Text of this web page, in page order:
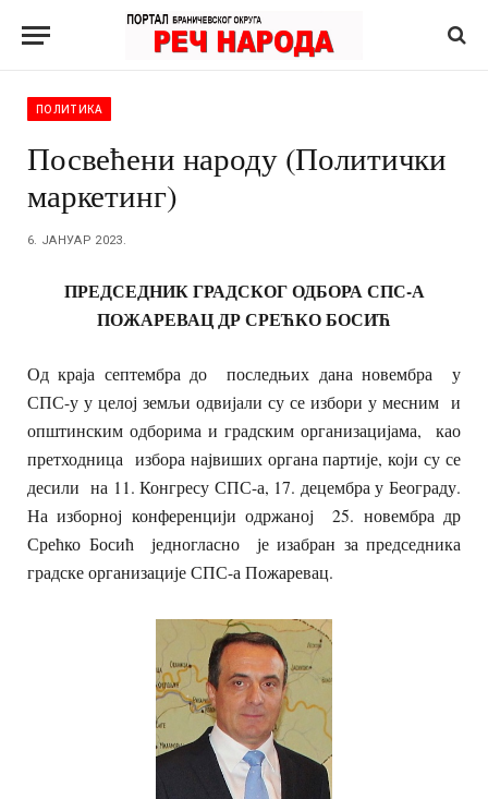
ПОЛИТИКА
Посвећени народу (Политички
маркетинг)
6. ЈАНУАР 2023.
ПРЕДСЕДНИК ГРАДСКОГ ОДБОРА СПС-А
ПОЖАРЕВАЦ ДР СРЕЋКО БОСИЋ
Од краја септембра до последњих дана новембра у
СПС-у у целој земљи одвијали су се избори у месним и
општинским одборима и градским организацијама, као
претходница избора највиших органа партије, који су се
десили на 11. Конгресу СПС-а, 17. децембра у Београду.
На изборној конференцији одржаној 25. новембра др
Срећко Босић једногласно је изабран за председника
градске организације СПС-а Пожаревац.